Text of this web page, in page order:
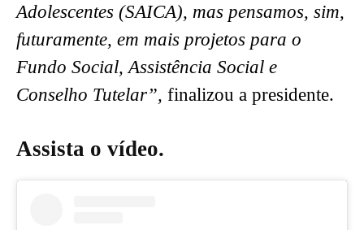
Adolescentes (SAICA), mas pensamos, sim,
futuramente, em mais projetos para o
Fundo Social, Assistência Social e
Conselho Tutelar”, finalizou a presidente.
Assista o vídeo.